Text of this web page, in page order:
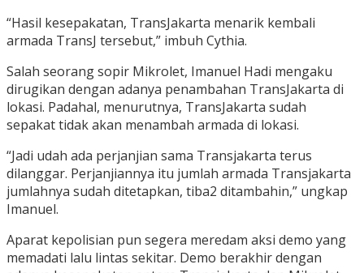
“Hasil kesepakatan, TransJakarta menarik kembali
armada TransJ tersebut,” imbuh Cythia.
Salah seorang sopir Mikrolet, Imanuel Hadi mengaku
dirugikan dengan adanya penambahan TransJakarta di
lokasi. Padahal, menurutnya, TransJakarta sudah
sepakat tidak akan menambah armada di lokasi.
“Jadi udah ada perjanjian sama Transjakarta terus
dilanggar. Perjanjiannya itu jumlah armada Transjakarta
jumlahnya sudah ditetapkan, tiba2 ditambahin,” ungkap
Imanuel.
Aparat kepolisian pun segera meredam aksi demo yang
memadati lalu lintas sekitar. Demo berakhir dengan